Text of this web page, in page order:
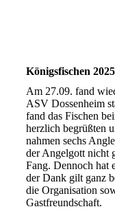
Königsfischen 2025
Am 27.09. fand
ASV Dossenheim
fand das Fischen
herzlich begrüßten
nahmen sechs
der Angelgott nicht
Fang. Dennoch hat
der Dank gilt ganz
die Organisation
Gastfreundschaft.